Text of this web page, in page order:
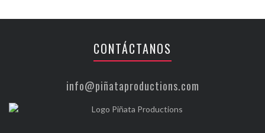
CONTÁCTANOS
info@piñataproductions.com